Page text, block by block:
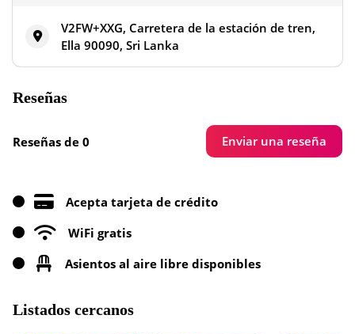
V2FW+XXG, Carretera de la estación de tren,
Ella 90090, Sri Lanka
Reseñas
Reseñas de 0 Enviar una reseña
Acepta tarjeta de crédito
WiFi gratis
Asientos al aire libre disponibles
Listados cercanos